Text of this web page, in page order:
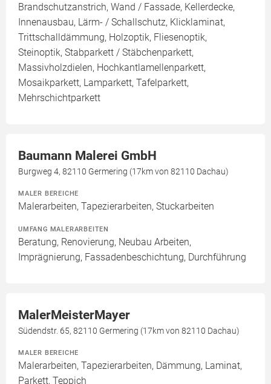
Brandschutzanstrich, Wand / Fassade, Kellerdecke,
Innenausbau, Lärm- / Schallschutz, Klicklaminat,
Trittschalldämmung, Holzoptik, Fliesenoptik,
Steinoptik, Stabparkett / Stäbchenparkett,
Massivholzdielen, Hochkantlamellenparkett,
Mosaikparkett, Lamparkett, Tafelparkett,
Mehrschichtparkett
Baumann Malerei GmbH
Burgweg 4, 82110 Germering (17km von 82110 Dachau)
MALER BEREICHE
Malerarbeiten, Tapezierarbeiten, Stuckarbeiten
UMFANG MALERARBEITEN
Beratung, Renovierung, Neubau Arbeiten,
Imprägnierung, Fassadenbeschichtung, Durchführung
MalerMeisterMayer
Südendstr. 65, 82110 Germering (17km von 82110 Dachau)
MALER BEREICHE
Malerarbeiten, Tapezierarbeiten, Dämmung, Laminat,
Parkett, Teppich